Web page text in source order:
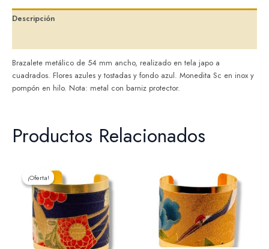
Descripción
Brazalete metálico de 54 mm ancho, realizado en tela japo a
cuadrados. Flores azules y tostadas y fondo azul. Monedita Sc en inox y
pompón en hilo. Nota: metal con barniz protector.
Productos Relacionados
¡Oferta!
¡Oferta!
original
era:
32,00 €.
precio
actual
es:
25,60 €.